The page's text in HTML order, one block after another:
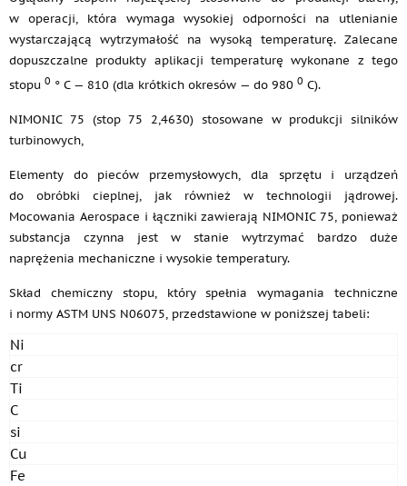
w operacji, która wymaga wysokiej odporności na utlenianie
wystarczającą wytrzymałość na wysoką temperaturę. Zalecane
dopuszczalne produkty aplikacji temperaturę wykonane z tego
stopu 0 ° C — 810 (dla krótkich okresów — do 980 0 C).
NIMONIC 75 (stop 75 2,4630) stosowane w produkcji silników
turbinowych,
Elementy do pieców przemysłowych, dla sprzętu i urządzeń
do obróbki cieplnej, jak również w technologii jądrowej.
Mocowania Aerospace i łączniki zawierają NIMONIC 75, ponieważ
substancja czynna jest w stanie wytrzymać bardzo duże
naprężenia mechaniczne i wysokie temperatury.
Skład chemiczny stopu, który spełnia wymagania techniczne
i normy ASTM UNS N06075, przedstawione w poniższej tabeli:
Ni
cr
Ti
C
si
Cu
Fe